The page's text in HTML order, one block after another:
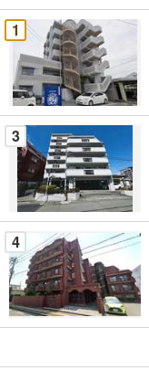
件
を
マ
イ
ペ
ー
ジ
に
保
存
す
る
1
3
4